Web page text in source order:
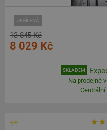
ZESÍLENÁ
13 845 Kč
8 029 Kč
SKLADEM
Na prodejně
Centrální